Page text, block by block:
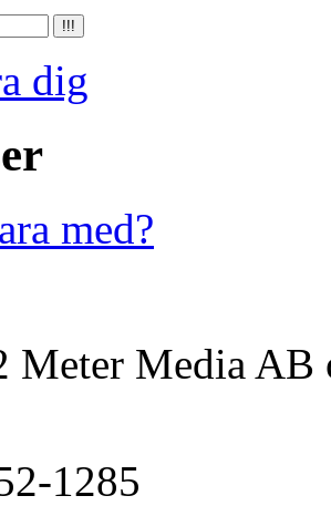
dig
med?
Meter Media AB
1285